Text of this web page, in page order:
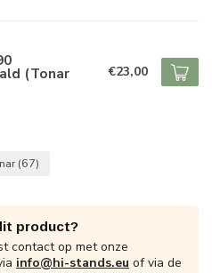
(Tonar €23,00
(67)
product?
contact op met onze
info@hi-stands.eu of via de